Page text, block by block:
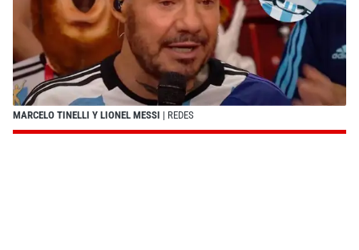
MARCELO TINELLI Y LIONEL MESSI | REDES